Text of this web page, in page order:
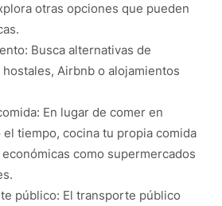
otras opciones que pueden
Busca alternativas de
Airbnb o alojamientos
En lugar de comer en
tiempo, cocina tu propia comida
como supermercados
público: El transporte público